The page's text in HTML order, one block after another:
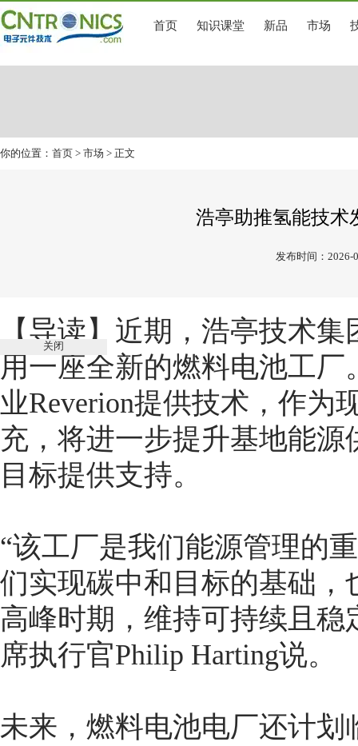
首页 知识课堂 新品 市场
你的位置： 首页 > 市场 > 正文
浩亭助推氢能技术
发布时间：2026-
【导读】近期，浩亭技术
用一座全新的燃料电池工
业Reverion提供技术，作为
充，将进一步提升基地能
目标提供支持。
“该工厂是我们能源管理的
们实现碳中和目标的基础
高峰时期，维持可持续且
席执行官Philip Harting说。
未来，燃料电池电厂还计
关闭